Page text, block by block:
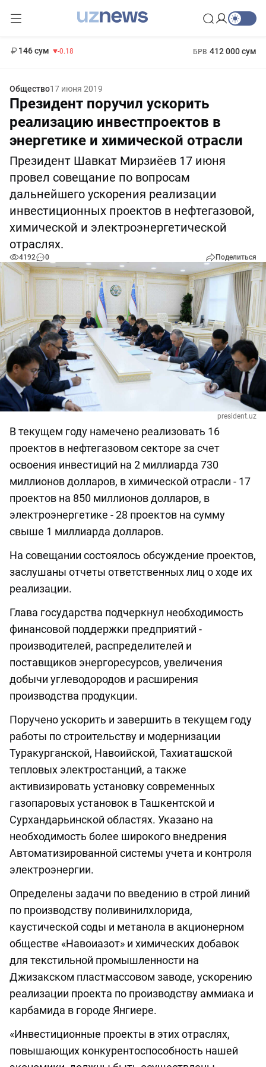
146 сум -0.18 БРВ 412 000 сум
Общество17 июня 2019
Президент поручил ускорить
реализацию инвестпроектов в
энергетике и химической отрасли
Президент Шавкат Мирзиёев 17 июня
провел совещание по вопросам
дальнейшего ускорения реализации
инвестиционных проектов в нефтегазовой,
химической и электроэнергетической
отраслях.
4192 0 Поделиться
president.uz
В текущем году намечено реализовать 16
проектов в нефтегазовом секторе за счет
освоения инвестиций на 2 миллиарда 730
миллионов долларов, в химической отрасли - 17
проектов на 850 миллионов долларов, в
электроэнергетике - 28 проектов на сумму
свыше 1 миллиарда долларов.
На совещании состоялось обсуждение проектов,
заслушаны отчеты ответственных лиц о ходе их
реализации.
Глава государства подчеркнул необходимость
финансовой поддержки предприятий -
производителей, распределителей и
поставщиков энергоресурсов, увеличения
добычи углеводородов и расширения
производства продукции.
Поручено ускорить и завершить в текущем году
работы по строительству и модернизации
Туракурганской, Навоийской, Тахиаташской
тепловых электростанций, а также
активизировать установку современных
газопаровых установок в Ташкентской и
Сурхандарьинской областях. Указано на
необходимость более широкого внедрения
Автоматизированной системы учета и контроля
электроэнергии.
Определены задачи по введению в строй линий
по производству поливинилхлорида,
каустической соды и метанола в акционерном
обществе «Навоиазот» и химических добавок
для текстильной промышленности на
Джизакском пластмассовом заводе, ускорению
реализации проекта по производству аммиака и
карбамида в городе Янгиере.
«Инвестиционные проекты в этих отраслях,
повышающих конкурентоспособность нашей